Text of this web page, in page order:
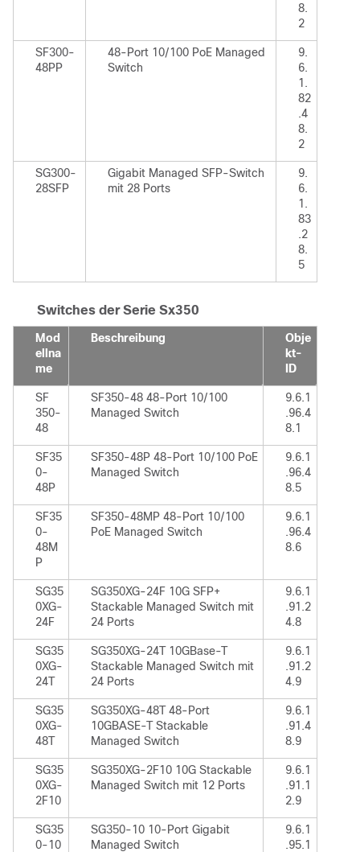
8.
2
SF300-
48PP
48-Port 10/100 PoE Managed
Switch
9.
6.
1.
82
.4
8.
2
SG300-
28SFP
Gigabit Managed SFP-Switch
mit 28 Ports
9.
6.
1.
83
.2
8.
5
Switches der Serie Sx350
Mod
ellna
me
Beschreibung
Obje
kt-
ID
SF
350-
48
SF350-48 48-Port 10/100
Managed Switch
9.6.1
.96.4
8.1
SF35
0-
48P
SF350-48P 48-Port 10/100 PoE
Managed Switch
9.6.1
.96.4
8.5
SF35
0-
48M
P
SF350-48MP 48-Port 10/100
PoE Managed Switch
9.6.1
.96.4
8.6
SG35
0XG-
24F
SG350XG-24F 10G SFP+
Stackable Managed Switch mit
24 Ports
9.6.1
.91.2
4.8
SG35
0XG-
24T
SG350XG-24T 10GBase-T
Stackable Managed Switch mit
24 Ports
9.6.1
.91.2
4.9
SG35
0XG-
48T
SG350XG-48T 48-Port
10GBASE-T Stackable
Managed Switch
9.6.1
.91.4
8.9
SG35
0XG-
2F10
SG350XG-2F10 10G Stackable
Managed Switch mit 12 Ports
9.6.1
.91.1
2.9
SG35
0-10
SG350-10 10-Port Gigabit
Managed Switch
9.6.1
.95.1